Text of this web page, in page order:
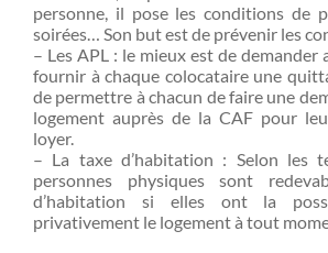
personne, il pose les conditions de
soirées… Son but est de prévenir les
– Les APL : le mieux est de
fournir à chaque colocataire une
de permettre à chacun de faire une
logement auprès de la CAF pour
loyer.
– La taxe d’habitation : Selon les
personnes physiques sont
d’habitation si elles ont la
privativement le logement à tout